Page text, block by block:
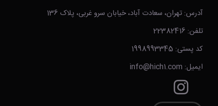
آدرس: تهران، سعادت آباد، خیابان سرو غربی، پلاک 136
تلفن: 22382416
کد پستی: 1998993345
ایمیل: info@hich1.com